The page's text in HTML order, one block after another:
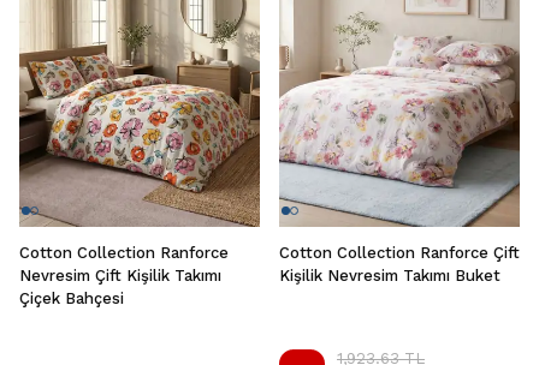
Cotton Collection Ranforce
Nevresim Çift Kişilik Takımı
Çiçek Bahçesi
Cotton Collection Ranforce Çift
Kişilik Nevresim Takımı Buket
1,923.63 TL